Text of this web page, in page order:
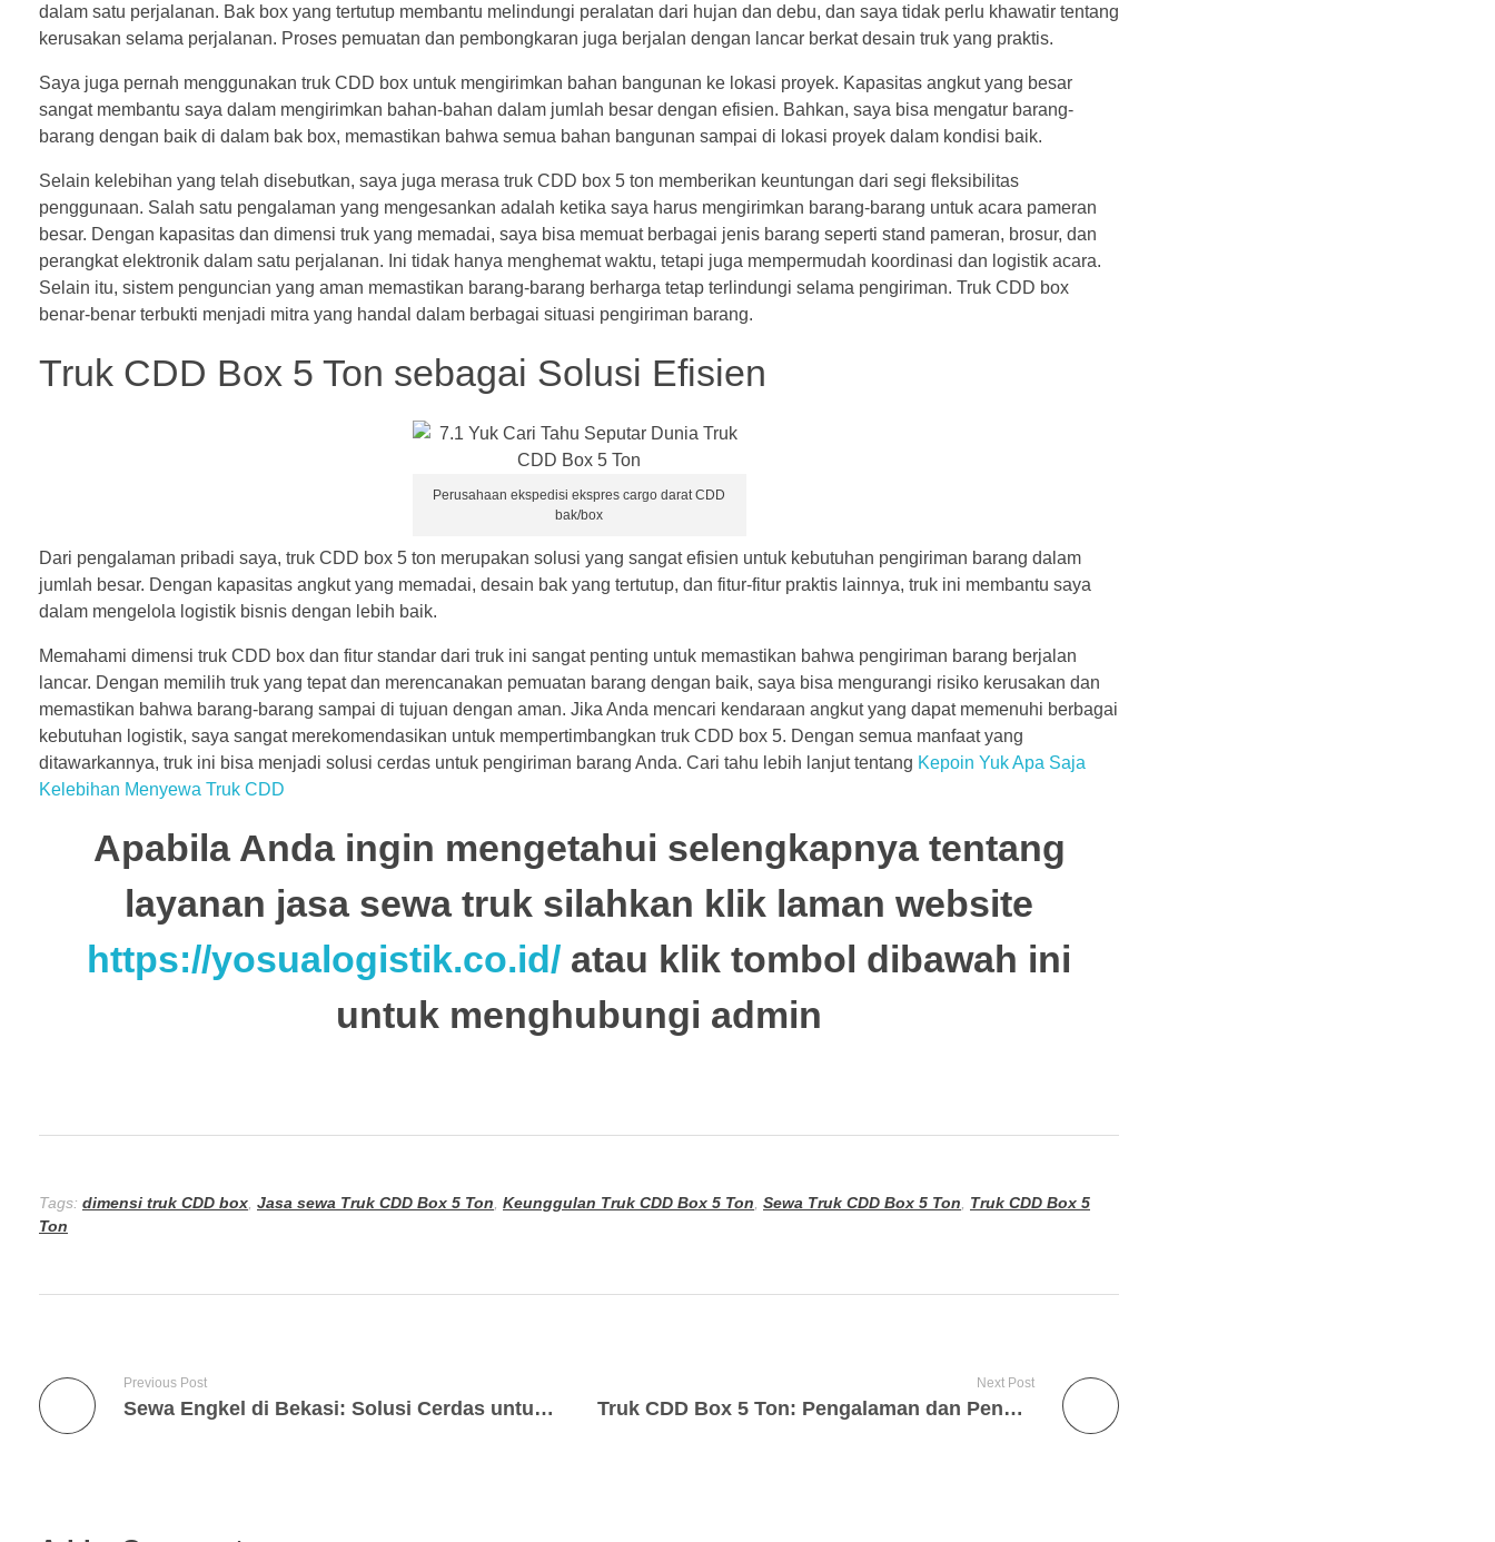
dalam satu perjalanan. Bak box yang tertutup membantu melindungi peralatan dari hujan dan debu, dan saya tidak perlu khawatir tentang
kerusakan selama perjalanan. Proses pemuatan dan pembongkaran juga berjalan dengan lancar berkat desain truk yang praktis.
Saya juga pernah menggunakan truk CDD box untuk mengirimkan bahan bangunan ke lokasi proyek. Kapasitas angkut yang besar
sangat membantu saya dalam mengirimkan bahan-bahan dalam jumlah besar dengan efisien. Bahkan, saya bisa mengatur barang-
barang dengan baik di dalam bak box, memastikan bahwa semua bahan bangunan sampai di lokasi proyek dalam kondisi baik.
Selain kelebihan yang telah disebutkan, saya juga merasa truk CDD box 5 ton memberikan keuntungan dari segi fleksibilitas
penggunaan. Salah satu pengalaman yang mengesankan adalah ketika saya harus mengirimkan barang-barang untuk acara pameran
besar. Dengan kapasitas dan dimensi truk yang memadai, saya bisa memuat berbagai jenis barang seperti stand pameran, brosur, dan
perangkat elektronik dalam satu perjalanan. Ini tidak hanya menghemat waktu, tetapi juga mempermudah koordinasi dan logistik acara.
Selain itu, sistem penguncian yang aman memastikan barang-barang berharga tetap terlindungi selama pengiriman. Truk CDD box
benar-benar terbukti menjadi mitra yang handal dalam berbagai situasi pengiriman barang.
Truk CDD Box 5 Ton sebagai Solusi Efisien
Perusahaan ekspedisi ekspres cargo darat CDD
bak/box
Dari pengalaman pribadi saya, truk CDD box 5 ton merupakan solusi yang sangat efisien untuk kebutuhan pengiriman barang dalam
jumlah besar. Dengan kapasitas angkut yang memadai, desain bak yang tertutup, dan fitur-fitur praktis lainnya, truk ini membantu saya
dalam mengelola logistik bisnis dengan lebih baik.
Memahami dimensi truk CDD box dan fitur standar dari truk ini sangat penting untuk memastikan bahwa pengiriman barang berjalan
lancar. Dengan memilih truk yang tepat dan merencanakan pemuatan barang dengan baik, saya bisa mengurangi risiko kerusakan dan
memastikan bahwa barang-barang sampai di tujuan dengan aman. Jika Anda mencari kendaraan angkut yang dapat memenuhi berbagai
kebutuhan logistik, saya sangat merekomendasikan untuk mempertimbangkan truk CDD box 5. Dengan semua manfaat yang
ditawarkannya, truk ini bisa menjadi solusi cerdas untuk pengiriman barang Anda. Cari tahu lebih lanjut tentang Kepoin Yuk Apa Saja
Kelebihan Menyewa Truk CDD
Apabila Anda ingin mengetahui selengkapnya tentang
layanan jasa sewa truk silahkan klik laman website
https://yosualogistik.co.id/ atau klik tombol dibawah ini
untuk menghubungi admin
Tags: dimensi truk CDD box, Jasa sewa Truk CDD Box 5 Ton, Keunggulan Truk CDD Box 5 Ton, Sewa Truk CDD Box 5 Ton, Truk CDD Box 5
Ton
Previous Post
Sewa Engkel di Bekasi: Solusi Cerdas untuk Pengiriman Barang
Next Post
Truk CDD Box 5 Ton: Pengalaman dan Pengetahuan Pribadi